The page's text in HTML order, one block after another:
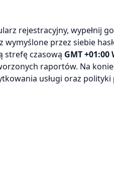
rejestracyjny, wypełnij
wymyślone przez siebie
strefę czasową GMT +01:00
raportów. Na
usługi oraz